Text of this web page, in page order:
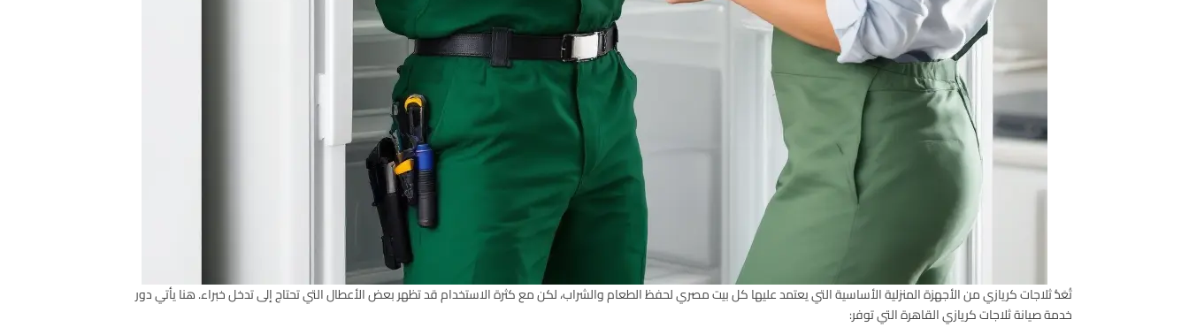
تُعَدُّ ثلاجات كريازي من الأجهزة المنزلية الأساسية التي يعتمد عليها كل بيت مصري لحفظ الطعام والشراب، لكن مع كثرة الاستخدام قد تظهر بعض الأعطال التي تحتاج إلى تدخل خبراء. هنا يأتي دور
خدمة صيانة ثلاجات كريازي القاهرة التي توفر: